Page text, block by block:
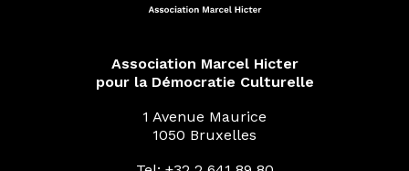
Association Marcel Hicter
pour la Démocratie Culturelle
1 Avenue Maurice
1050 Bruxelles